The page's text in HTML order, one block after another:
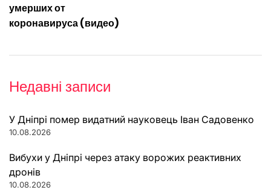
умерших от
коронавируса (видео)
Недавні записи
У Дніпрі помер видатний науковець Іван Садовенко
10.08.2026
Вибухи у Дніпрі через атаку ворожих реактивних
дронів
10.08.2026